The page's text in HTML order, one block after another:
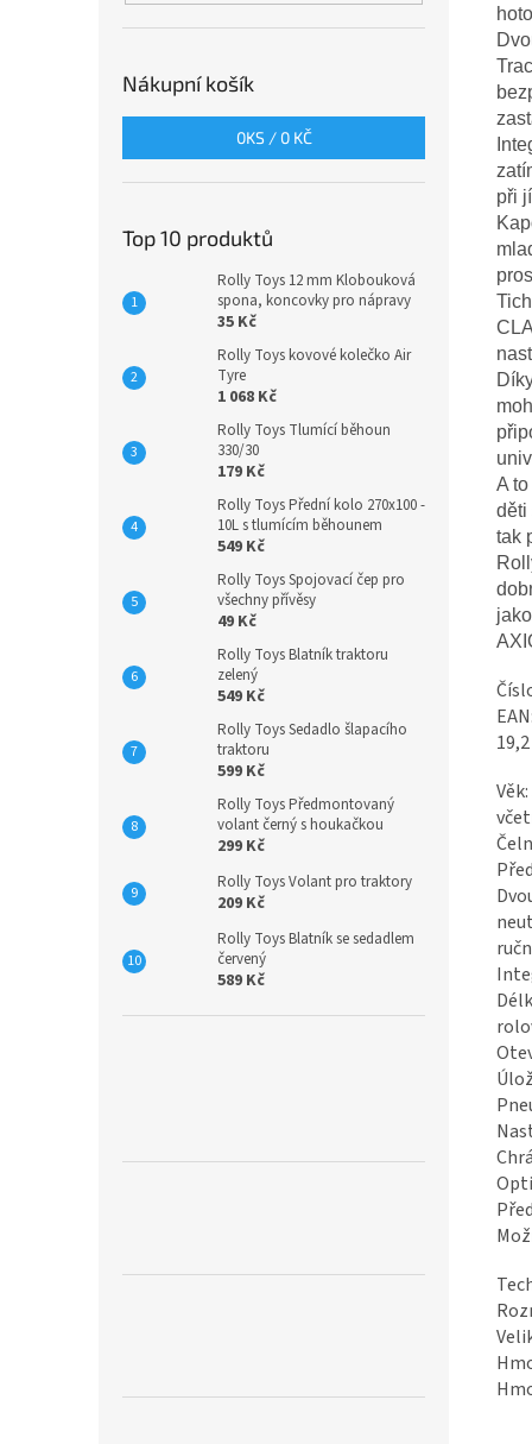
Nákupní košík
0KS / 0 KČ
Top 10 produktů
Rolly Toys 12 mm Klobouková
spona, koncovky pro nápravy
35 Kč
Rolly Toys kovové kolečko Air
Tyre
1 068 Kč
Rolly Toys Tlumící běhoun
330/30
179 Kč
Rolly Toys Přední kolo 270x100 -
10L s tlumícím běhounem
549 Kč
Rolly Toys Spojovací čep pro
všechny přívěsy
49 Kč
Rolly Toys Blatník traktoru
zelený
549 Kč
Rolly Toys Sedadlo šlapacího
traktoru
599 Kč
Rolly Toys Předmontovaný
volant černý s houkačkou
299 Kč
Rolly Toys Volant pro traktory
209 Kč
Rolly Toys Blatník se sedadlem
červený
589 Kč
při
A
děti
tak